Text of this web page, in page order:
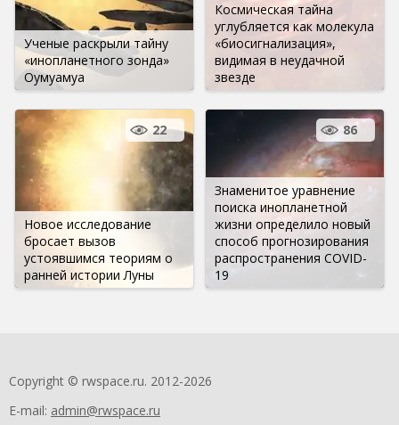
Ученые раскрыли тайну
«инопланетного зонда»
Оумуамуа
Космическая тайна
углубляется как молекула
«биосигнализация»,
видимая в неудачной
звезде
Новое исследование
бросает вызов
устоявшимся теориям о
ранней истории Луны
22
Знаменитое уравнение
поиска инопланетной
жизни определило новый
способ прогнозирования
распространения COVID-
19
86
Copyright © rwspace.ru. 2012-2026
E-mail: admin@rwspace.ru